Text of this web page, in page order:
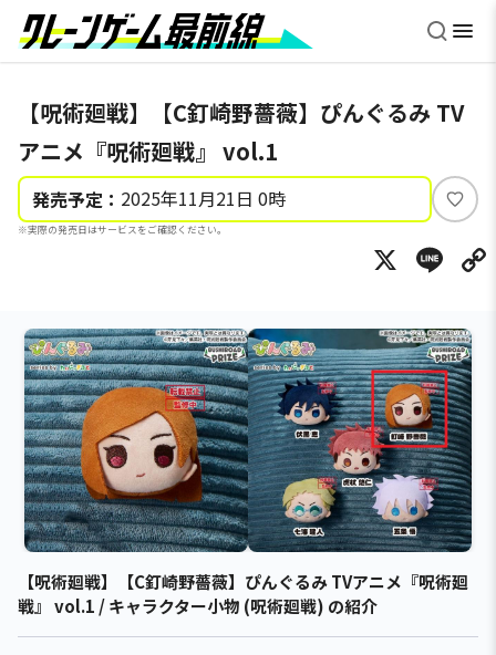
【呪術廻戦】【C釘崎野薔薇】ぴんぐるみ TV
アニメ『呪術廻戦』 vol.1
発売予定： 2025年11月21日 0時
※実際の発売日はサービスをご確認ください。
い
ね
X
【呪術廻戦】【C釘崎野薔薇】ぴんぐるみ TVアニメ『呪術廻
戦』 vol.1 / キャラクター小物 (呪術廻戦) の紹介